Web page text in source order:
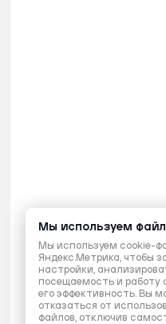
Мы используем
Мы используем cookie-
Яндекс.Метрика, чтобы
настройки,
посещаемость и работу
его эффективность. Вы
отказаться от
файлов, отключив